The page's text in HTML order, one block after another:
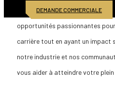
DEMANDE COMMERCIALE
Chez Fer et Métaux Américains
opportunités passionnantes
carrière tout en ayant un impact
notre industrie et nos
vous aider à atteindre votre